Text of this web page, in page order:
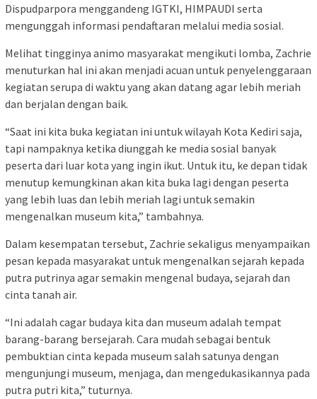
Dispudparpora menggandeng IGTKI, HIMPAUDI serta
mengunggah informasi pendaftaran melalui media sosial.
Melihat tingginya animo masyarakat mengikuti lomba, Zachrie
menuturkan hal ini akan menjadi acuan untuk penyelenggaraan
kegiatan serupa di waktu yang akan datang agar lebih meriah
dan berjalan dengan baik.
“Saat ini kita buka kegiatan ini untuk wilayah Kota Kediri saja,
tapi nampaknya ketika diunggah ke media sosial banyak
peserta dari luar kota yang ingin ikut. Untuk itu, ke depan tidak
menutup kemungkinan akan kita buka lagi dengan peserta
yang lebih luas dan lebih meriah lagi untuk semakin
mengenalkan museum kita,” tambahnya.
Dalam kesempatan tersebut, Zachrie sekaligus menyampaikan
pesan kepada masyarakat untuk mengenalkan sejarah kepada
putra putrinya agar semakin mengenal budaya, sejarah dan
cinta tanah air.
“Ini adalah cagar budaya kita dan museum adalah tempat
barang-barang bersejarah. Cara mudah sebagai bentuk
pembuktian cinta kepada museum salah satunya dengan
mengunjungi museum, menjaga, dan mengedukasikannya pada
putra putri kita,” tuturnya.